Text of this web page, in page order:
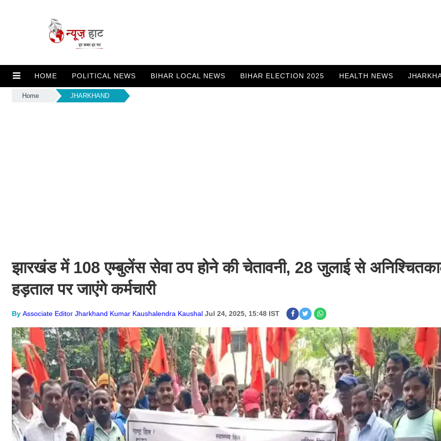
HOME POLITICAL NEWS BIHAR LOCAL NEWS BIHAR ELECTION 2025 HEALTH NEWS
Home JHARKHAND
झारखंड में 108 एम्बुलेंस सेवा ठप होने की चेतावनी, 28 जुलाई से
हड़ताल पर जाएंगे कर्मचारी
By Associate Editor Jharkhand Kumar Kaushalendra Kaushal Jul 24, 2025, 15:48 IST